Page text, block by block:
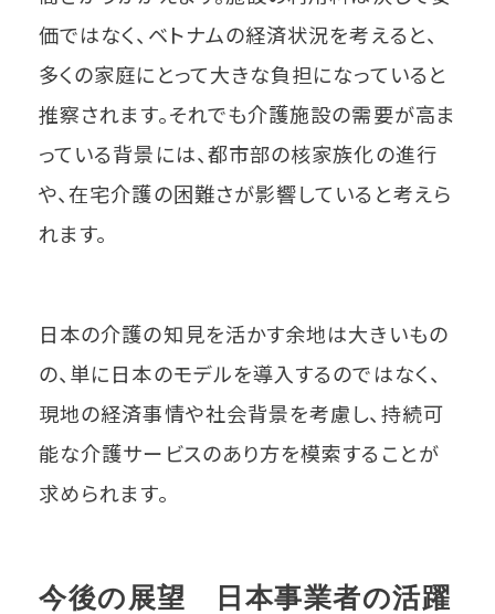
価ではなく、ベトナムの経済状況を考えると、
多くの家庭にとって大きな負担になっていると
推察されます。それでも介護施設の需要が高ま
っている背景には、都市部の核家族化の進行
や、在宅介護の困難さが影響していると考えら
れます。
日本の介護の知見を活かす余地は大きいもの
の、単に日本のモデルを導入するのではなく、
現地の経済事情や社会背景を考慮し、持続可
能な介護サービスのあり方を模索することが
求められます。
今後の展望 日本事業者の活躍